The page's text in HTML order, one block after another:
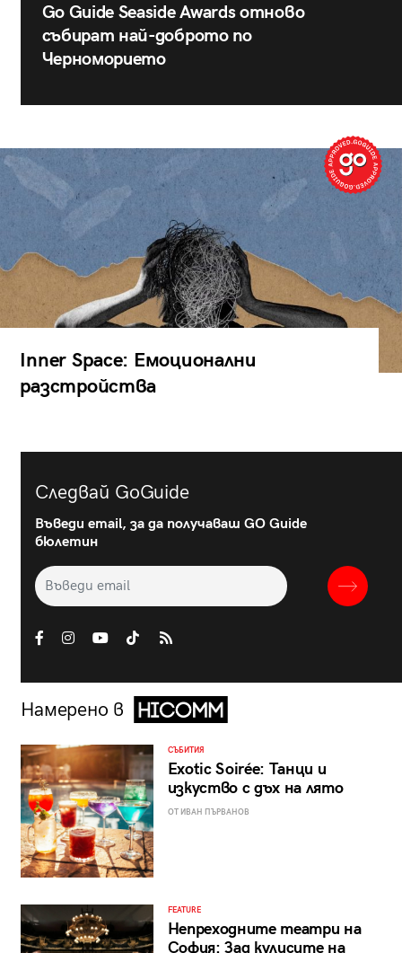
Go Guide Seaside Awards отново
събират най-доброто по
Черноморието
Inner Space: Емоционални
разстройства
Следвай GoGuide
Въведи email, за да получаваш GO Guide
бюлетин
Намерено в
СЪБИТИЯ
Exotic Soirée: Танци и
изкуство с дъх на лято
ОТ ИВАН ПЪРВАНОВ
FEATURE
Непреходните театри на
София: Зад кулисите на